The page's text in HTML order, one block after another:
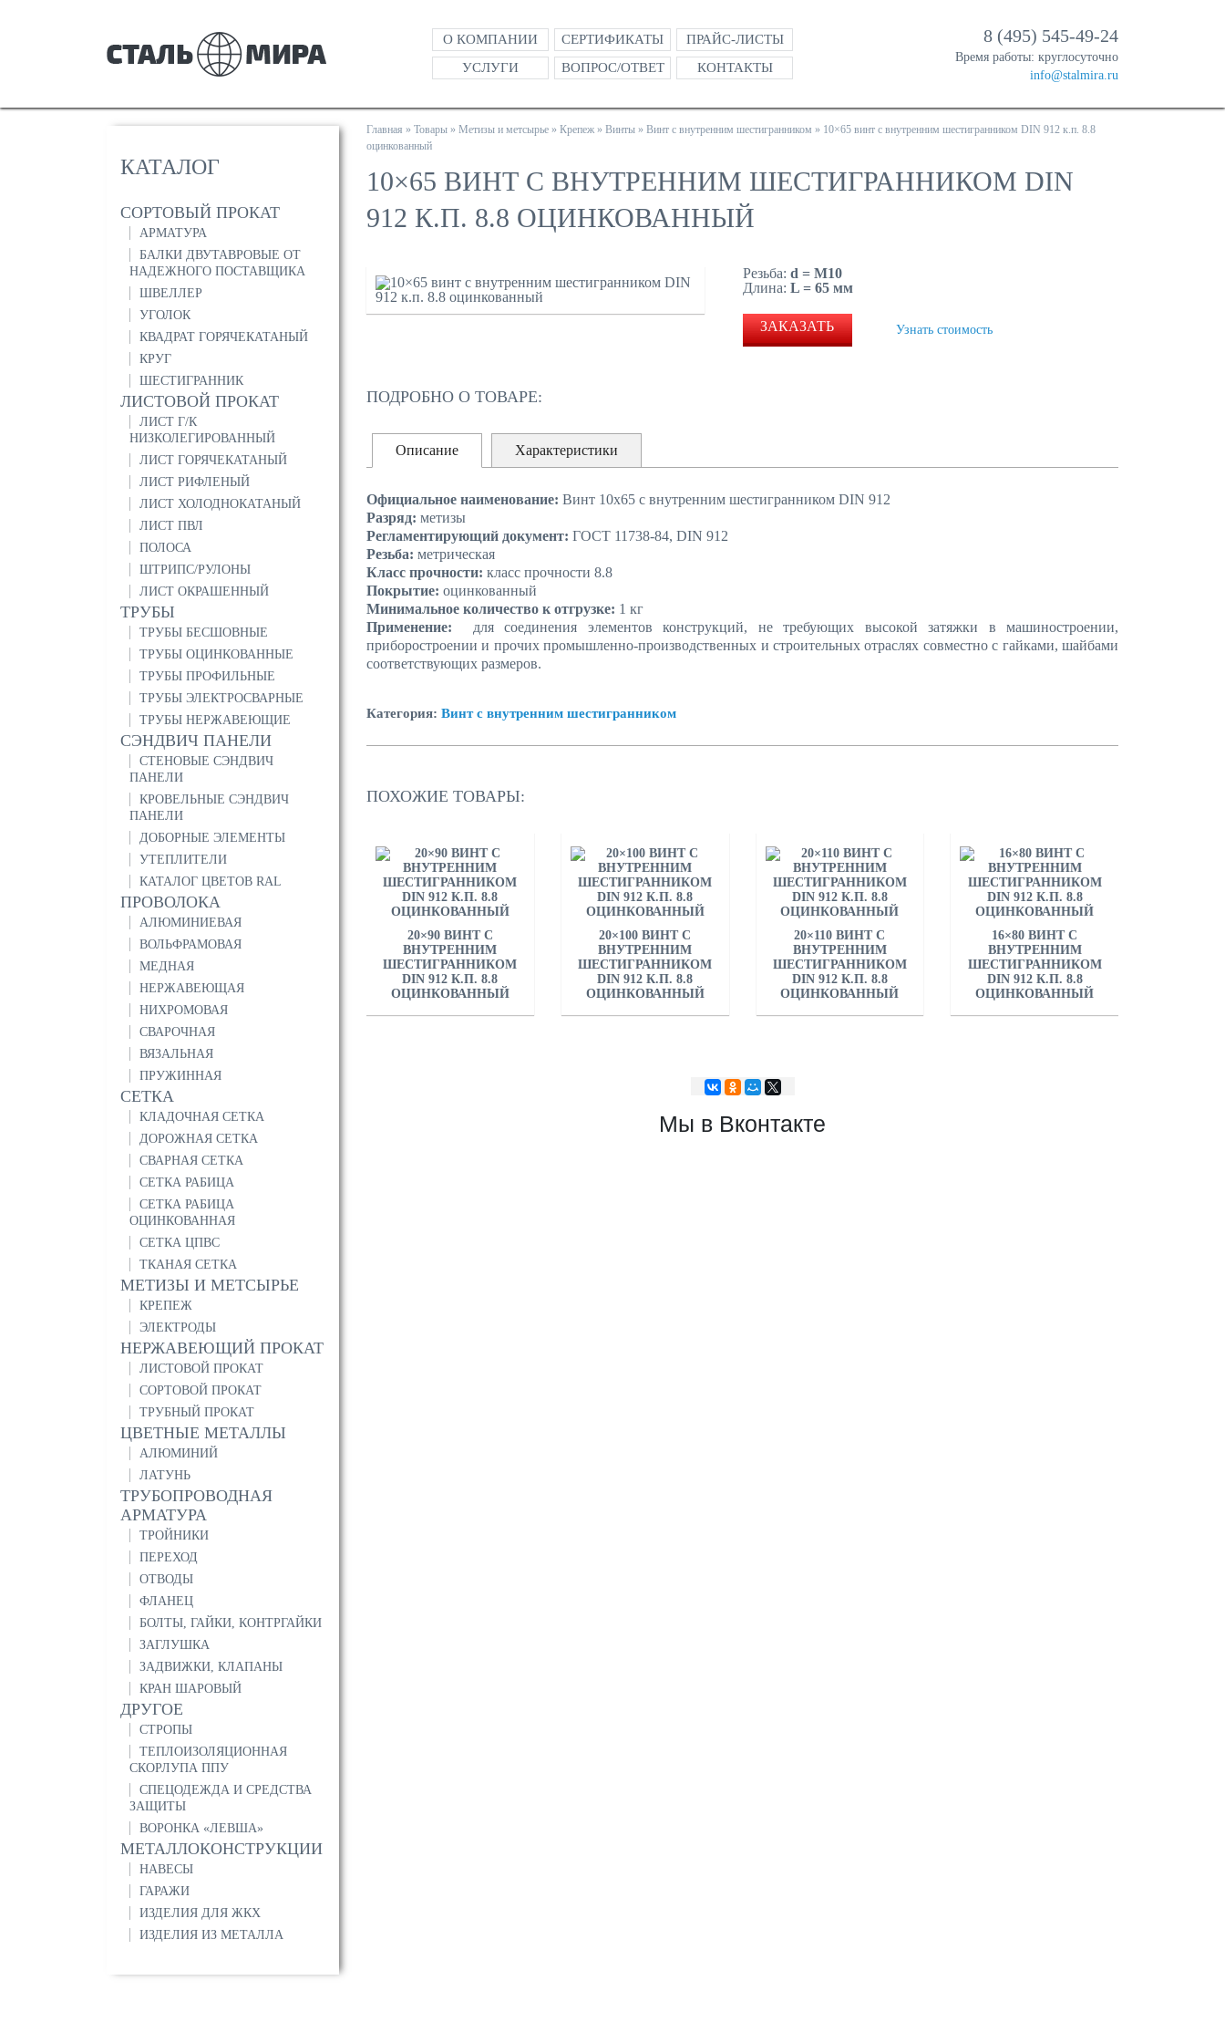
О КОМПАНИИ СЕРТИФИКАТЫ
ПРАЙС-ЛИСТЫ
УСЛУГИ
ВОПРОС/ОТВЕТ КОНТАКТЫ
8 (495) 545-49-24
Время работы: круглосуточно
info@stalmira.ru
КАТАЛОГ
СОРТОВЫЙ ПРОКАТ
АРМАТУРА
БАЛКИ ДВУТАВРОВЫЕ ОТ
НАДЕЖНОГО ПОСТАВЩИКА
ШВЕЛЛЕР
УГОЛОК
КВАДРАТ ГОРЯЧЕКАТАНЫЙ
КРУГ
ШЕСТИГРАННИК
ЛИСТОВОЙ ПРОКАТ
ЛИСТ Г/К
НИЗКОЛЕГИРОВАННЫЙ
ЛИСТ ГОРЯЧЕКАТАНЫЙ
ЛИСТ РИФЛЕНЫЙ
ЛИСТ ХОЛОДНОКАТАНЫЙ
ЛИСТ ПВЛ
ПОЛОСА
ШТРИПС/РУЛОНЫ
ЛИСТ ОКРАШЕННЫЙ
ТРУБЫ
ТРУБЫ БЕСШОВНЫЕ
ТРУБЫ ОЦИНКОВАННЫЕ
ТРУБЫ ПРОФИЛЬНЫЕ
ТРУБЫ ЭЛЕКТРОСВАРНЫЕ
ТРУБЫ НЕРЖАВЕЮЩИЕ
СЭНДВИЧ ПАНЕЛИ
СТЕНОВЫЕ СЭНДВИЧ
ПАНЕЛИ
КРОВЕЛЬНЫЕ СЭНДВИЧ
ПАНЕЛИ
ДОБОРНЫЕ ЭЛЕМЕНТЫ
УТЕПЛИТЕЛИ
КАТАЛОГ ЦВЕТОВ RAL
ПРОВОЛОКА
АЛЮМИНИЕВАЯ
ВОЛЬФРАМОВАЯ
МЕДНАЯ
НЕРЖАВЕЮЩАЯ
НИХРОМОВАЯ
СВАРОЧНАЯ
ВЯЗАЛЬНАЯ
ПРУЖИННАЯ
СЕТКА
КЛАДОЧНАЯ СЕТКА
ДОРОЖНАЯ СЕТКА
СВАРНАЯ СЕТКА
СЕТКА РАБИЦА
СЕТКА РАБИЦА
ОЦИНКОВАННАЯ
СЕТКА ЦПВС
ТКАНАЯ СЕТКА
МЕТИЗЫ И МЕТСЫРЬЕ
КРЕПЕЖ
ЭЛЕКТРОДЫ
НЕРЖАВЕЮЩИЙ ПРОКАТ
ЛИСТОВОЙ ПРОКАТ
СОРТОВОЙ ПРОКАТ
ТРУБНЫЙ ПРОКАТ
ЦВЕТНЫЕ МЕТАЛЛЫ
АЛЮМИНИЙ
ЛАТУНЬ
ТРУБОПРОВОДНАЯ
АРМАТУРА
ТРОЙНИКИ
ПЕРЕХОД
ОТВОДЫ
ФЛАНЕЦ
БОЛТЫ, ГАЙКИ, КОНТРГАЙКИ
ЗАГЛУШКА
ЗАДВИЖКИ, КЛАПАНЫ
КРАН ШАРОВЫЙ
ДРУГОЕ
СТРОПЫ
ТЕПЛОИЗОЛЯЦИОННАЯ
СКОРЛУПА ППУ
СПЕЦОДЕЖДА И СРЕДСТВА
ЗАЩИТЫ
ВОРОНКА «ЛЕВША»
МЕТАЛЛОКОНСТРУКЦИИ
НАВЕСЫ
ГАРАЖИ
ИЗДЕЛИЯ ДЛЯ ЖКХ
ИЗДЕЛИЯ ИЗ МЕТАЛЛА
Главная » Товары » Метизы и метсырье » Крепеж » Винты » Винт с внутренним шестигранником » 10×65 винт с внутренним шестигранником DIN 912 к.п. 8.8
оцинкованный
10×65 ВИНТ С ВНУТРЕННИМ ШЕСТИГРАННИКОМ DIN
912 К.П. 8.8 ОЦИНКОВАННЫЙ
Резьба: d = M10
Длина: L = 65 мм
ЗАКАЗАТЬ Узнать стоимость
ПОДРОБНО О ТОВАРЕ:
Описание Характеристики
Официальное наименование: Винт 10х65 с внутренним шестигранником DIN 912
Разряд: метизы
Регламентирующий документ: ГОСТ 11738-84, DIN 912
Резьба: метрическая
Класс прочности: класс прочности 8.8
Покрытие: оцинкованный
Минимальное количество к отгрузке: 1 кг
Применение: для соединения элементов конструкций, не требующих высокой затяжки в машиностроении,
приборостроении и прочих промышленно-производственных и строительных отраслях совместно с гайками, шайбами
соответствующих размеров.
Категория: Винт с внутренним шестигранником
ПОХОЖИЕ ТОВАРЫ:
20×90 ВИНТ С
ВНУТРЕННИМ
ШЕСТИГРАННИКОМ
DIN 912 К.П. 8.8
ОЦИНКОВАННЫЙ
20×100 ВИНТ С
ВНУТРЕННИМ
ШЕСТИГРАННИКОМ
DIN 912 К.П. 8.8
ОЦИНКОВАННЫЙ
20×110 ВИНТ С
ВНУТРЕННИМ
ШЕСТИГРАННИКОМ
DIN 912 К.П. 8.8
ОЦИНКОВАННЫЙ
16×80 ВИНТ С
ВНУТРЕННИМ
ШЕСТИГРАННИКОМ
DIN 912 К.П. 8.8
ОЦИНКОВАННЫЙ
Мы в Вконтакте